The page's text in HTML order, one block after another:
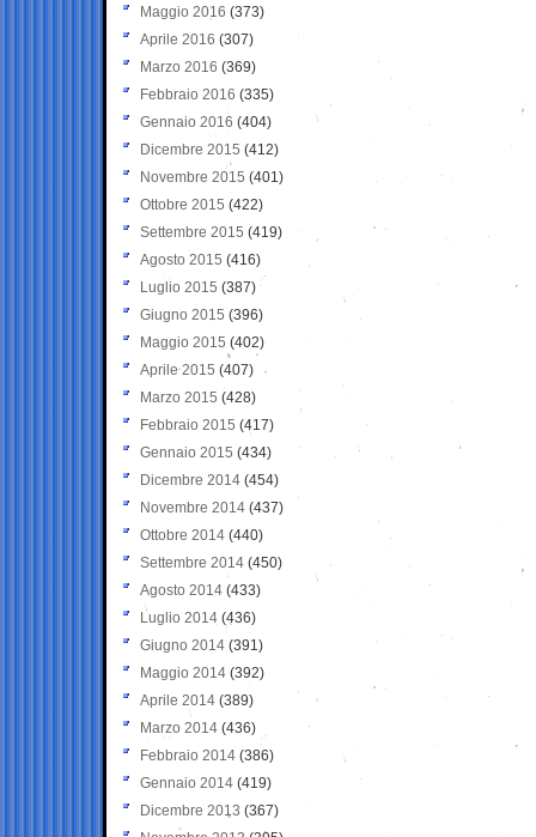
Maggio 2016 (373)
Aprile 2016 (307)
Marzo 2016 (369)
Febbraio 2016 (335)
Gennaio 2016 (404)
Dicembre 2015 (412)
Novembre 2015 (401)
Ottobre 2015 (422)
Settembre 2015 (419)
Agosto 2015 (416)
Luglio 2015 (387)
Giugno 2015 (396)
Maggio 2015 (402)
Aprile 2015 (407)
Marzo 2015 (428)
Febbraio 2015 (417)
Gennaio 2015 (434)
Dicembre 2014 (454)
Novembre 2014 (437)
Ottobre 2014 (440)
Settembre 2014 (450)
Agosto 2014 (433)
Luglio 2014 (436)
Giugno 2014 (391)
Maggio 2014 (392)
Aprile 2014 (389)
Marzo 2014 (436)
Febbraio 2014 (386)
Gennaio 2014 (419)
Dicembre 2013 (367)